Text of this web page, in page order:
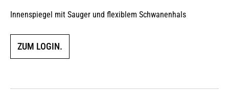
Innenspiegel mit Sauger und flexiblem Schwanenhals
ZUM LOGIN.